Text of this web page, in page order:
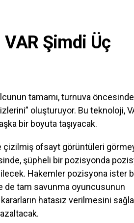
Şimdi Üç
tamamı, turnuva
oluşturuyor. Bu teknoloji,
bir boyuta taşıyacak.
çizilmiş ofsayt görüntüleri
şüpheli bir pozisyonda
Hakemler pozisyona ister
de tam savunma oyuncusunun
hatasız verilmesini